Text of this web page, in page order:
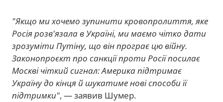
"Якщо ми хочемо зупинити кровопролиття, яке
Росія розв'язала в Україні, ми маємо чітко дати
зрозуміти Путіну, що він програє цю війну.
Законопроєкт про санкції проти Росії посилає
Москві чіткий сигнал: Америка підтримає
Україну до кінця й шукатиме нові способи її
підтримки", — заявив Шумер.